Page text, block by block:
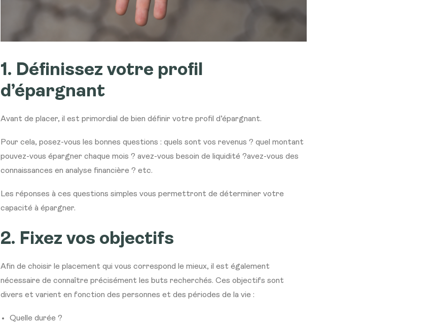
1. Définissez votre profil
d’épargnant
Avant de placer, il est primordial de bien définir votre profil d’épargnant.
Pour cela, posez-vous les bonnes questions : quels sont vos revenus ? quel montant
pouvez-vous épargner chaque mois ? avez-vous besoin de liquidité ?avez-vous des
connaissances en analyse financière ? etc.
Les réponses à ces questions simples vous permettront de déterminer votre
capacité à épargner.
2. Fixez vos objectifs
Afin de choisir le placement qui vous correspond le mieux, il est également
nécessaire de connaître précisément les buts recherchés. Ces objectifs sont
divers et varient en fonction des personnes et des périodes de la vie :
Quelle durée ?